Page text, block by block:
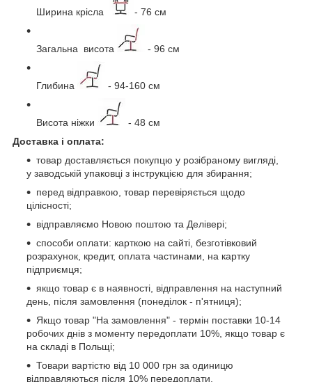
Ширина крісла - 76 см
Загальна висота - 96 см
Глибина - 94-160 см
Висота ніжки
- 48 см
Доставка і оплата:
товар доставляється покупцю у розібраному вигляді,
у заводській упаковці з інструкцією для збирання;
перед відправкою, товар перевіряється щодо
цілісності;
відправляємо Новою поштою та Делівері;
способи оплати: карткою на сайті, безготівковий
розрахунок, кредит, оплата частинами, на картку
підприємця;
якщо товар є в наявності, відправлення на наступний
день, після замовлення (понеділок - п'ятниця);
Якщо товар "На замовлення" - термін поставки 10-14
робочих днів з моменту передоплати 10%, якщо товар є
на складі в Польщі;
Товари вартістю від 10 000 грн за одиницю
відправляються після 10% передоплати.